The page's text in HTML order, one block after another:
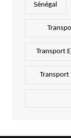
Sénégal
Transport